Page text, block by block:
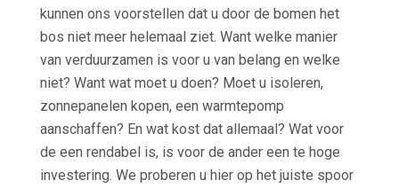
kunnen ons voorstellen dat u door de bomen het
bos niet meer helemaal ziet. Want welke manier
van verduurzamen is voor u van belang en welke
niet? Want wat moet u doen? Moet u isoleren,
zonnepanelen kopen, een warmtepomp
aanschaffen? En wat kost dat allemaal? Wat voor
de een rendabel is, is voor de ander een te hoge
investering. We proberen u hier op het juiste spoor